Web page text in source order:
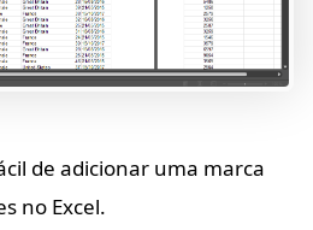
de adicionar uma marca
no Excel.